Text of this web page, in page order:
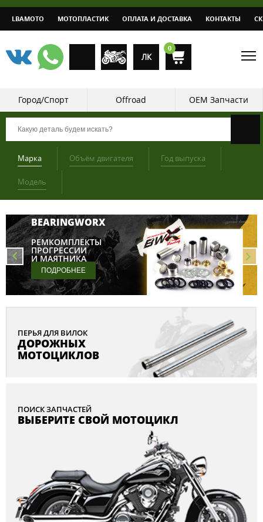
LBAMOTO МОТОПЛАСТИК ОПЛАТА И ДОСТАВКА КОНТАКТЫ
ЛК
0
Город/Спорт Offroad OEM Запчасти
Марка Объём двигателя Год выпуска
Модель
BEARINGWORX
РЕМКОМПЛЕКТЫ
ПРОГРЕССИИ
И МАЯТНИКА
BEARINGWORX
ПОДРОБНЕЕ
ПЕРЬЯ ДЛЯ ВИЛОК
ДОРОЖНЫХ
МОТОЦИКЛОВ
ПОИСК ЗАПЧАСТЕЙ
ВЫБЕРИТЕ СВОЙ МОТОЦИКЛ